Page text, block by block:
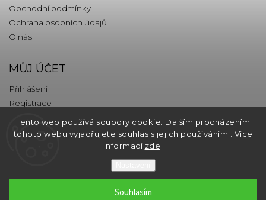
Tento web používá soubory cookie. Dalším procházením
tohoto webu vyjadřujete souhlas s jejich používáním.. Více
informací zde
Souhlasím
Obchodní podmínky
Ochrana osobních údajů
O nás
MŮJ ÚČET
Přihlášení
Registrace
KONTAKT
thebrands.com. Všechna práva vyhrazena.